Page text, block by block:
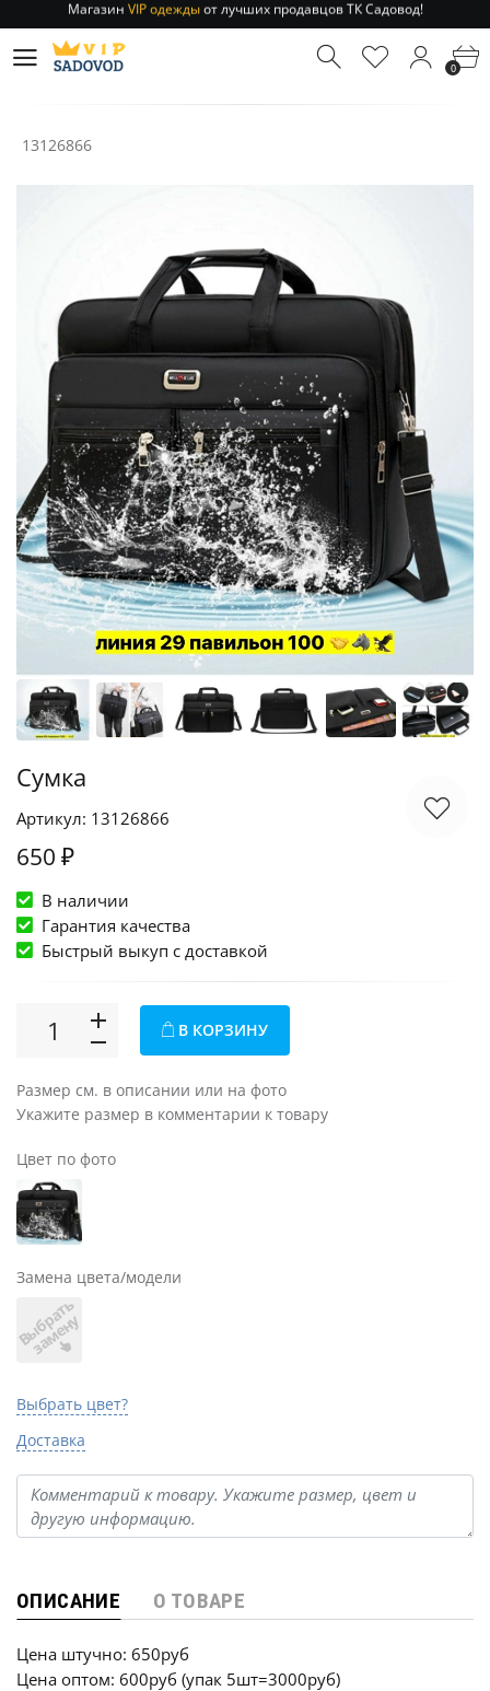
Отправление заказа 1-3 дняпо РФ и МСК!
Магазин
от лучших продавцов ТК Садовод!
Отправление заказа 1-3 дня
0
13126866
Сумка
Артикул: 13126866
650 ₽
В наличии
Гарантия качества
Быстрый выкуп c доставкой
В КОРЗИНУ
Размер см. в описании или на фото
Укажите размер в комментарии к товару
Цвет по фото
Замена цвета/модели
В
ы
б
р
а
т
ь
з
а
м
е
н
у
Выбрать цвет?
Доставка
ОПИСАНИЕ О ТОВАРЕ
Цена штучно: 650руб
Цена оптом: 600руб (упак 5шт=3000руб)